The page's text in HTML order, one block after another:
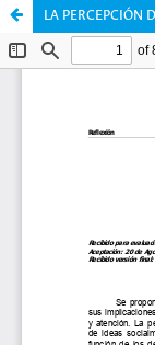
LA PERCEPCIÓN